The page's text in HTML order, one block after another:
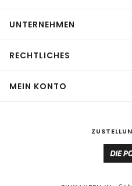
UNTERNEHMEN
RECHTLICHES
MEIN KONTO